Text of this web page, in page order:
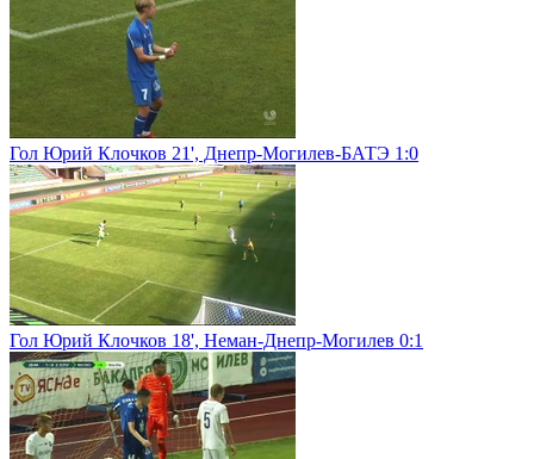
Гол Юрий Клочков 21', Днепр-Могилев-БАТЭ 1:0
Гол Юрий Клочков 18', Неман-Днепр-Могилев 0:1